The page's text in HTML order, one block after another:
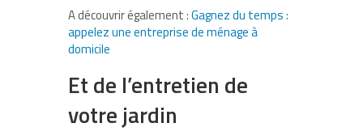
A découvrir également :Gagnez du temps :
appelez une entreprise de ménage à
domicile
Et de l’entretien de
votre jardin